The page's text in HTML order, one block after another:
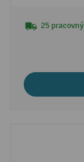
25